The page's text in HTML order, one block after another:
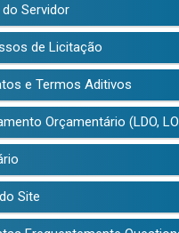
Servidor
de Licitação
e Termos Aditivos
Orçamentário (LDO,
Site